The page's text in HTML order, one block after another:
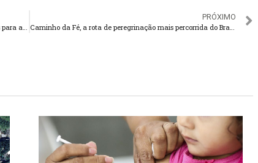
PRÓXIMO